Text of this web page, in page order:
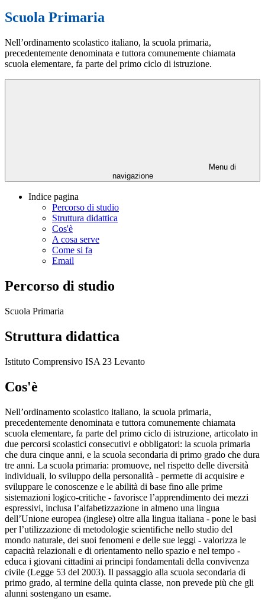
Scuola Primaria
Nell’ordinamento scolastico italiano, la scuola primaria,
precedentemente denominata e tuttora comunemente chiamata
scuola elementare, fa parte del primo ciclo di istruzione.
Menu di
navigazione
Indice pagina
Percorso di studio
Struttura didattica
Cos'è
A cosa serve
Come si fa
Email
Percorso di studio
Scuola Primaria
Struttura didattica
Istituto Comprensivo ISA 23 Levanto
Cos'è
Nell’ordinamento scolastico italiano, la scuola primaria,
precedentemente denominata e tuttora comunemente chiamata
scuola elementare, fa parte del primo ciclo di istruzione, articolato in
due percorsi scolastici consecutivi e obbligatori: la scuola primaria
che dura cinque anni, e la scuola secondaria di primo grado che dura
tre anni. La scuola primaria: promuove, nel rispetto delle diversità
individuali, lo sviluppo della personalità - permette di acquisire e
sviluppare le conoscenze e le abilità di base fino alle prime
sistemazioni logico-critiche - favorisce l’apprendimento dei mezzi
espressivi, inclusa l’alfabetizzazione in almeno una lingua
dell’Unione europea (inglese) oltre alla lingua italiana - pone le basi
per l’utilizzazione di metodologie scientifiche nello studio del
mondo naturale, dei suoi fenomeni e delle sue leggi - valorizza le
capacità relazionali e di orientamento nello spazio e nel tempo -
educa i giovani cittadini ai principi fondamentali della convivenza
civile (Legge 53 del 2003). Il passaggio alla scuola secondaria di
primo grado, al termine della quinta classe, non prevede più che gli
alunni sostengano un esame.